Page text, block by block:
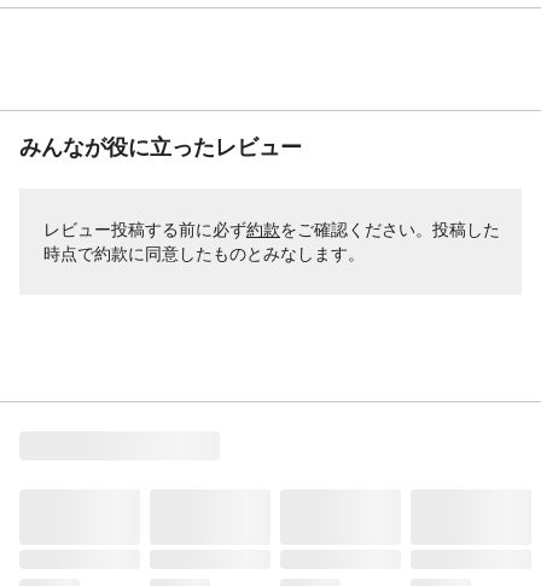
みんなが役に立ったレビュー
レビュー投稿する前に必ず約款をご確認ください。投稿した
時点で約款に同意したものとみなします。